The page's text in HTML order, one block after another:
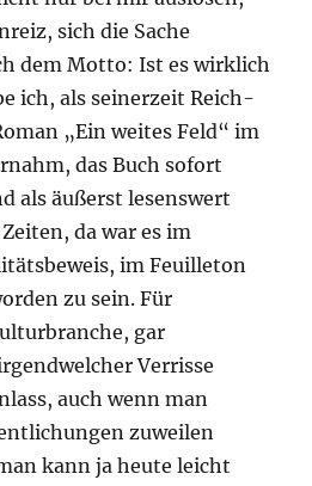
sich die Sache
dem Motto: Ist es wirklich
ich, als seinerzeit Reich-
„Ein weites Feld“ im
das Buch sofort
als äußerst lesenswert
da war es im
im Feuilleton
zu sein. Für
gar
Verrisse
auch wenn man
zuweilen
kann ja heute leicht